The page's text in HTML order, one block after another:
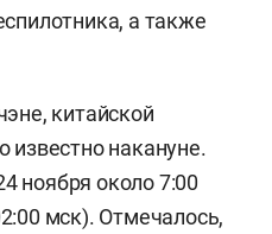
а также
китайской
известно накануне.
ноября около 7:00
мск). Отмечалось,